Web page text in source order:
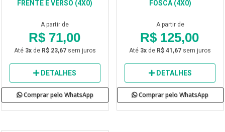
FRENTE E VERSO (4X0)
A partir de
R$ 71,00
Até 3xde R$ 23,67sem juros
DETALHES
Comprar pelo WhatsApp
FOSCA (4X0)
A partir de
R$ 125,00
Até 3x de R$ 41,67 sem juros
DETALHES
Comprar pelo WhatsApp